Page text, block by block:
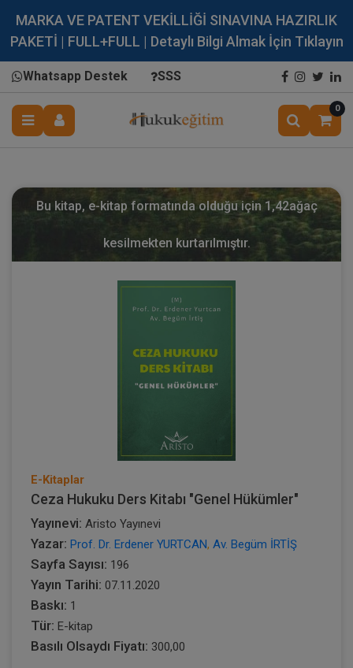
MARKA VE PATENT VEKİLLİĞİ SINAVINA HAZIRLIK
PAKETİ | FULL+FULL | Detaylı Bilgi Almak İçin Tıklayın
Whatsapp Destek SSS
0
Bu kitap, e-kitap formatında olduğu için 1,42ağaç
kesilmekten kurtarılmıştır.
E-Kitaplar
Ceza Hukuku Ders Kitabı "Genel Hükümler"
Yayınevi: Aristo Yayınevi
Yazar: Prof. Dr. Erdener YURTCAN, Av. Begüm İRTİŞ
Sayfa Sayısı: 196
Yayın Tarihi: 07.11.2020
Baskı: 1
Tür: E-kitap
Basılı Olsaydı Fiyatı: 300,00